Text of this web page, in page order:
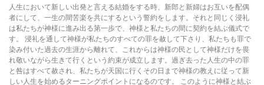
人生において新しい出発と言える結婚をする時、新郎と新婦はお互いを配偶
者にして、一生の間苦楽を共にするという誓約をします。それと同じく浸礼
は私たちが神様に進み出る第一歩で、神様と私たちの間に契約を結ぶ儀式で
す。 浸礼を通して神様が私たちのすべての罪を赦して下さり、私たちも罪で
染み付いた過去の生涯から離れて、これからは神様の民として神様だけを畏
れ敬いながら生きて行くという約束が成立します。過ぎ去った人生の中の罪
と咎はすべて赦され、私たちが天国に行くその日まで神様の教えに従って新
しい人生を始めるターニングポイントになるのです。 このように神様と結ぶ